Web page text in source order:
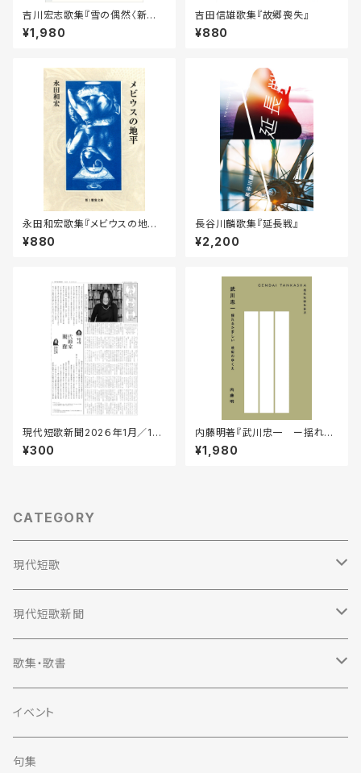
吉川宏志歌集『雪の偶然〈新装
版〉』
¥1,980
吉田信雄歌集『故郷喪失』
¥880
永田和宏歌集『メビウスの地平』
［第二版］
¥880
長谷川麟歌集『延長戦』
¥2,200
現代短歌新聞202６年1月／16
6号
¥300
内藤明著『武川忠一 ー揺れる
たましい 戦後のゆくえー』
¥1,980
CATEGORY
現代短歌
定期購読
2023年
2022年
2021年
現代短歌新聞
定期購読
2023年
2022年
歌集・歌書
歌集
単行本
評論
イベント
句集